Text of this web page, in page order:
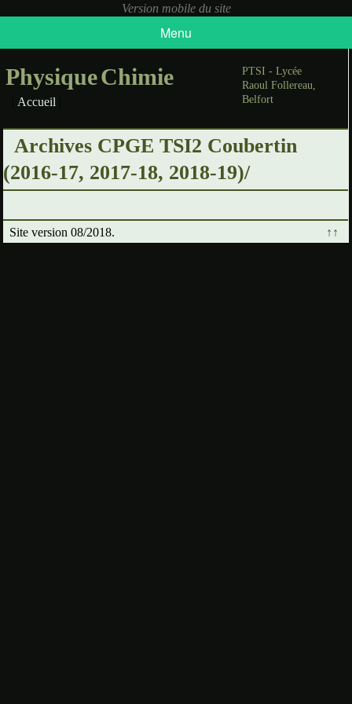
Menu
PhysiqueChimie
Accueil
PTSI - Lycée
Raoul Follereau,
Belfort
Archives CPGE TSI2 Coubertin
(2016-17, 2017-18, 2018-19)/
Site version 08/2018. ↑↑